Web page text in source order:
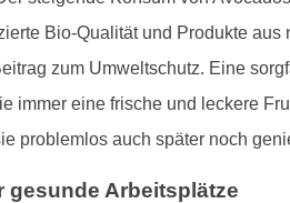
Bio-Qualität und Produkte
zum Umweltschutz. Eine
immer eine frische und leckere
problemlos auch später noch
gesunde Arbeitsplätze